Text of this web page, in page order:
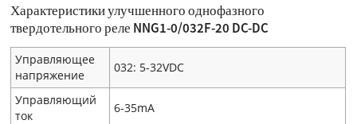
Характеристики улучшенного однофазного
твердотельного реле NNG1-0/032F-20 DC-DC
Управляющее
напряжение
032: 5-32VDC
Управляющий
ток
6-35mA